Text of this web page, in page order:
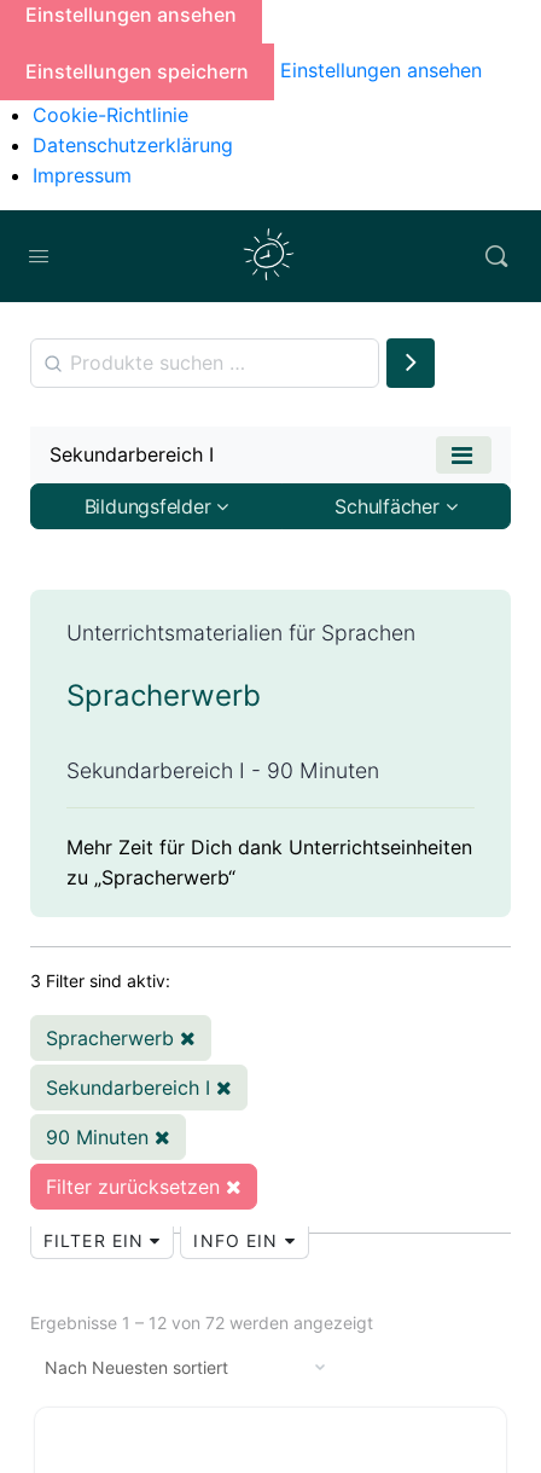
Einstellungen ansehen
Einstellungen speichern
Einstellungen ansehen
Cookie-Richtlinie
Datenschutzerklärung
Impressum
Unterrichtsmaterialien für Sprachen
Spracherwerb
Sekundarbereich I - 90 Minuten
Mehr Zeit für Dich dank Unterrichtseinheiten
zu „Spracherwerb“
3 Filter sind aktiv:
Spracherwerb
Sekundarbereich I
90 Minuten
Filter zurücksetzen
FILTER EIN INFO EIN
Ergebnisse 1 – 12 von 72 werden angezeigt
Sekundarbereich I
Bildungsfelder Schulfächer